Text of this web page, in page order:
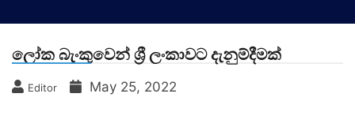
ලෝක බැංකුවෙන් ශ්‍රී ලංකාවට දැනුම්දීමක්
Editor May 25, 2022